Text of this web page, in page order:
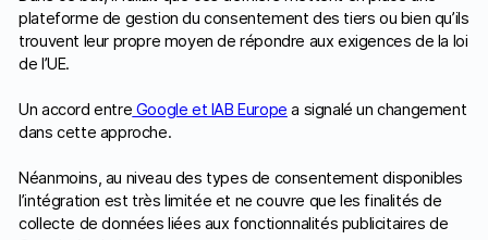
plateforme de gestion du consentement des tiers ou bien qu’ils
trouvent leur propre moyen de répondre aux exigences de la loi
de l’UE.
Un accord entre Google et IAB Europe a signalé un changement
dans cette approche.
Néanmoins, au niveau des types de consentement disponibles
l’intégration est très limitée et ne couvre que les finalités de
collecte de données liées aux fonctionnalités publicitaires de